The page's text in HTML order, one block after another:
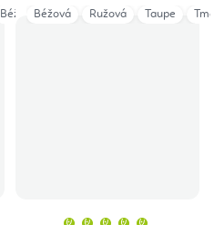
Béžová Čierna Mineral Blue
Béžová Ružová Taupe